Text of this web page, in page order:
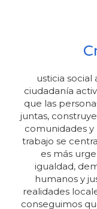
usticia social
ciudadanía
que las
juntas,
comunidades
trabajo se
es más
igualdad,
humanos y
realidades
conseguimos